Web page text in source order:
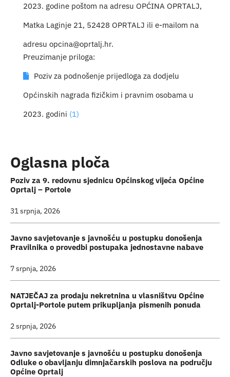
2023. godine poštom na adresu OPĆINA OPRTALJ,
Matka Laginje 21, 52428 OPRTALJ ili e-mailom na
adresu opcina@oprtalj.hr.
Preuzimanje priloga:
Poziv za podnošenje prijedloga za dodjelu
Općinskih nagrada fizičkim i pravnim osobama u
2023. godini (1)
Oglasna ploča
Poziv za 9. redovnu sjednicu Općinskog vijeća Općine
Oprtalj – Portole
31 srpnja, 2026
Javno savjetovanje s javnošću u postupku donošenja
Pravilnika o provedbi postupaka jednostavne nabave
7 srpnja, 2026
NATJEČAJ za prodaju nekretnina u vlasništvu Općine
Oprtalj-Portole putem prikupljanja pismenih ponuda
2 srpnja, 2026
Javno savjetovanje s javnošću u postupku donošenja
Odluke o obavljanju dimnjačarskih poslova na području
Općine Oprtalj